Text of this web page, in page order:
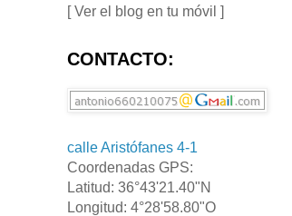
[ Ver el blog en tu móvil ]
CONTACTO:
calle Aristófanes 4-1
Coordenadas GPS:
Latitud: 36°43'21.40"N
Longitud: 4°28'58.80"O